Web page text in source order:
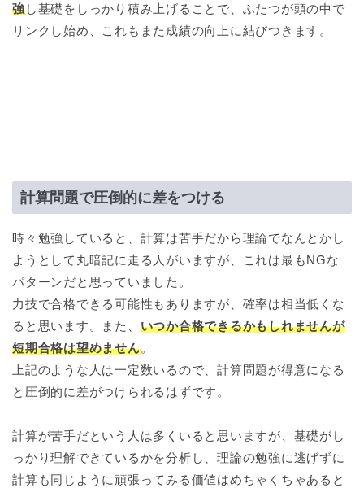
強し基礎をしっかり積み上げることで、ふたつが頭の中で
リンクし始め、これもまた成績の向上に結びつきます。
計算問題で圧倒的に差をつける
時々勉強していると、計算は苦手だから理論でなんとかし
ようとして丸暗記に走る人がいますが、これは最もNGな
パターンだと思っていました。
力技で合格できる可能性もありますが、確率は相当低くな
ると思います。また、 いつか合格できるかもしれませんが
短期合格は望めません。
上記のような人は一定数いるので、計算問題が得意になる
と圧倒的に差がつけられるはずです。
計算が苦手だという人は多くいると思いますが、基礎がし
っかり理解できているかを分析し、理論の勉強に逃げずに
計算も同じように頑張ってみる価値はめちゃくちゃあると